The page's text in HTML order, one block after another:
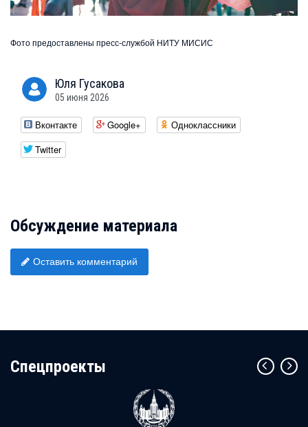
Фото предоставлены пресс-службой НИТУ МИСИС
Юля Гусакова
05 июня 2026
Вконтакте Google+
Одноклассники
Twitter
Обсуждение материала
Оставить комментарий
Cпецпроекты